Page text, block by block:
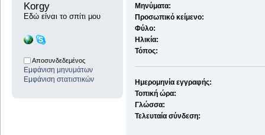
Korgy
Εδώ είναι το σπίτι μου
Αποσυνδεδεμένος
Εμφάνιση μηνυμάτων
Εμφάνιση στατιστικών
Μηνύματα:
Προσωπικό κείμενο:
Φύλο:
Ηλικία:
Τόπος:
Ημερομηνία εγγραφής:
Τοπική ώρα:
Γλώσσα:
Τελευταία σύνδεση: